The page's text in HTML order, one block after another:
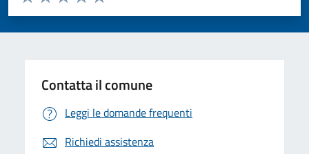
Valuta 5 stelle su 5
Valuta 4 stelle su 5
Valuta 3 stelle su 5
Valuta 2 stelle su 5
Valuta 1 stelle su 5
Contatta il comune
Leggi le domande frequenti
Richiedi assistenza